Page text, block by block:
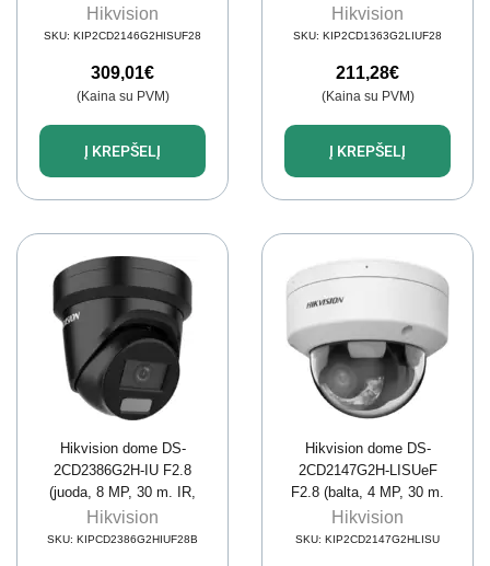
AcuSense)
Hikvision
SKU: KIP2CD2146G2HISUF28
309,01€
(Kaina su PVM)
Į KREPŠELĮ
m. LED, hybrid light)
Hikvision
SKU: KIP2CD1363G2LIUF28
211,28€
(Kaina su PVM)
Į KREPŠELĮ
Hikvision dome DS-
2CD2386G2H-IU F2.8
(juoda, 8 MP, 30 m. IR,
AcuSense)
Hikvision
SKU: KIPCD2386G2HIUF28B
Hikvision dome DS-
2CD2147G2H-LISUeF
F2.8 (balta, 4 MP, 30 m.
IR; 30 LED, Hybrid Light)
Hikvision
SKU: KIP2CD2147G2HLISU